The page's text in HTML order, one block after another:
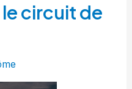
circuit de